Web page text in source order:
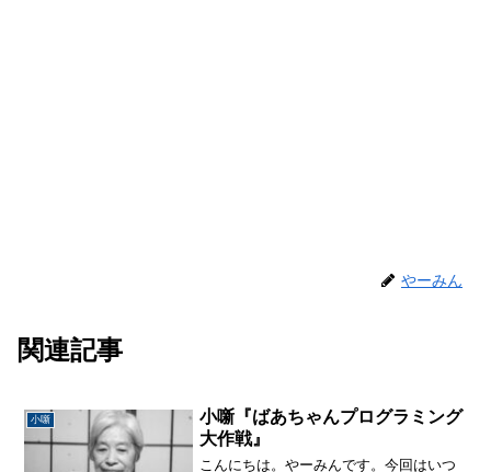
やーみん
関連記事
小噺
小噺『ばあちゃんプログラミング
大作戦』
こんにちは。やーみんです。今回はいつ